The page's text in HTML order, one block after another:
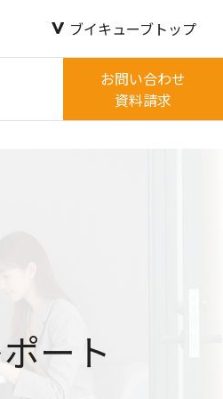
ブイキューブトップ
お問い合わせ
資料請求
ート